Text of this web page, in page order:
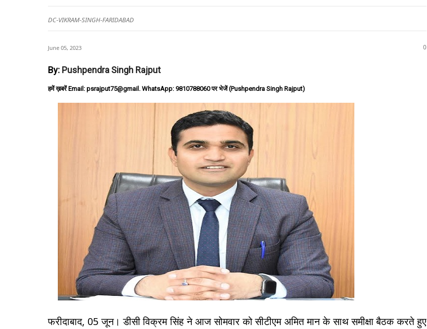
DC-VIKRAM-SINGH-FARIDABAD
June 05, 2023 0
By: Pushpendra Singh Rajput
हमें ख़बरें Email: psrajput75@gmail. WhatsApp: 9810788060 पर भेजें (Pushpendra Singh Rajput)
फरीदाबाद, 05 जून। डीसी विक्रम सिंह ने आज सोमवार को सीटीएम अमित मान के साथ समीक्षा बैठक करते हुए